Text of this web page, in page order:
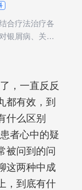
合疗法治疗各
银屑病、关节
，一直反反
都有效，到
什么区别
者心中的疑
被问到的问
这两种中成
，到底有什